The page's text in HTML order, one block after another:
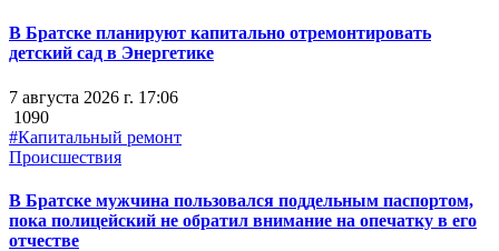
В Братске планируют капитально отремонтировать
детский сад в Энергетике
7 августа 2026 г. 17:06
1090
#Капитальный ремонт
Происшествия
В Братске мужчина пользовался поддельным паспортом,
пока полицейский не обратил внимание на опечатку в его
отчестве